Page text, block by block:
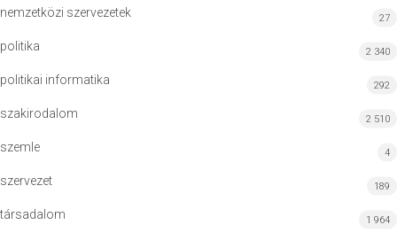
nemzetközi szervezetek 27
politika 2 340
politikai informatika 292
szakirodalom 2 510
szemle 4
szervezet 189
társadalom 1 964